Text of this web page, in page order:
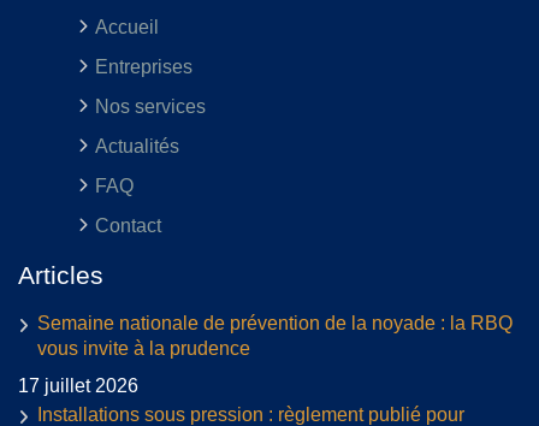
Accueil
Entreprises
Nos services
Actualités
FAQ
Contact
Articles
Semaine nationale de prévention de la noyade : la RBQ
vous invite à la prudence
17 juillet 2026
Installations sous pression : règlement publié pour